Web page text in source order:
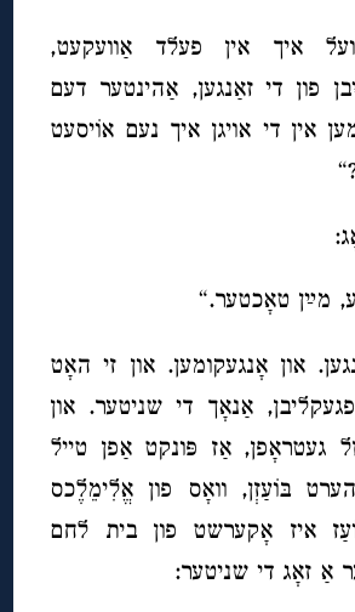
איך אין פעלד אַוועקעט,
פון די זאַנגען, אַהינטער דעם
אין די אויגן איך נעם אוֹיסעט
מײַן טאָכטער.“
און אָנגעקומען. און זי האָט
אַנאָך די שניטער. און
געטראָפן, אַז פּונקט אַפן טייל
בּוֹעַזְן, וואָס פון אֱלִימֵלֶכס
איז אָקערשט פון בית לחם
אַ זאָג די שניטער: